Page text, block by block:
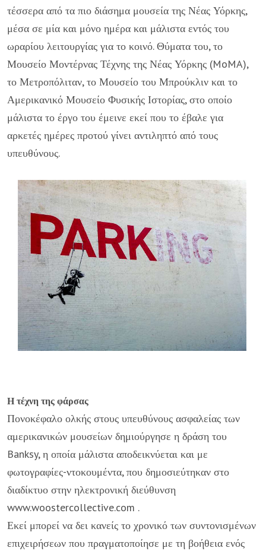
τέσσερα από τα πιο διάσημα μουσεία της Νέας Υόρκης,
μέσα σε μία και μόνο ημέρα και μάλιστα εντός του
ωραρίου λειτουργίας για το κοινό. Θύματα του, το
Μουσείο Μοντέρνας Τέχνης της Νέας Υόρκης (MoMA),
το Μετροπόλιταν, το Μουσείο του Μπρούκλιν και το
Αμερικανικό Μουσείο Φυσικής Ιστορίας, στο οποίο
μάλιστα το έργο του έμεινε εκεί που το έβαλε για
αρκετές ημέρες προτού γίνει αντιληπτό από τους
υπευθύνους.
Η τέχνη της φάρσας
Πονοκέφαλο ολκής στους υπευθύνους ασφαλείας των
αμερικανικών μουσείων δημιούργησε η δράση του
Banksy, η οποία μάλιστα αποδεικνύεται και με
φωτογραφίες-ντοκουμέντα, που δημοσιεύτηκαν στο
διαδίκτυο στην ηλεκτρονική διεύθυνση
www.woostercollective.com .
Εκεί μπορεί να δει κανείς το χρονικό των συντονισμένων
επιχειρήσεων που πραγματοποίησε με τη βοήθεια ενός